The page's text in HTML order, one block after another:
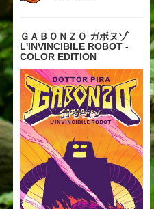
ＧＡＢＯＮＺＯ ガボヌゾ
L'INVINCIBILE ROBOT -
COLOR EDITION